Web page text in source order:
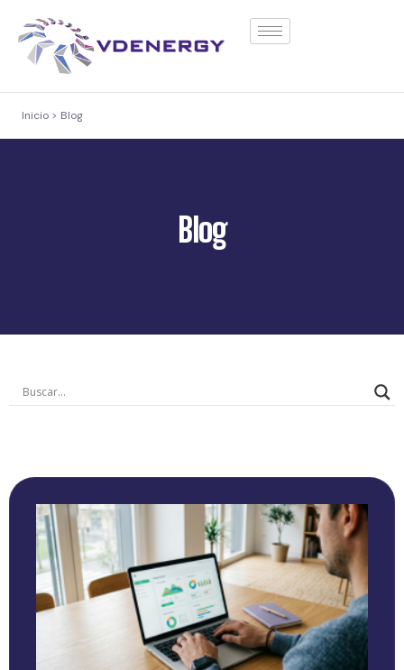
Inicio > Blog
Blog